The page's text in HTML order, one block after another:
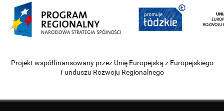
Projekt współfinansowany przez Unię Europejską z Europejskiego
Funduszu Rozwoju Regionalnego